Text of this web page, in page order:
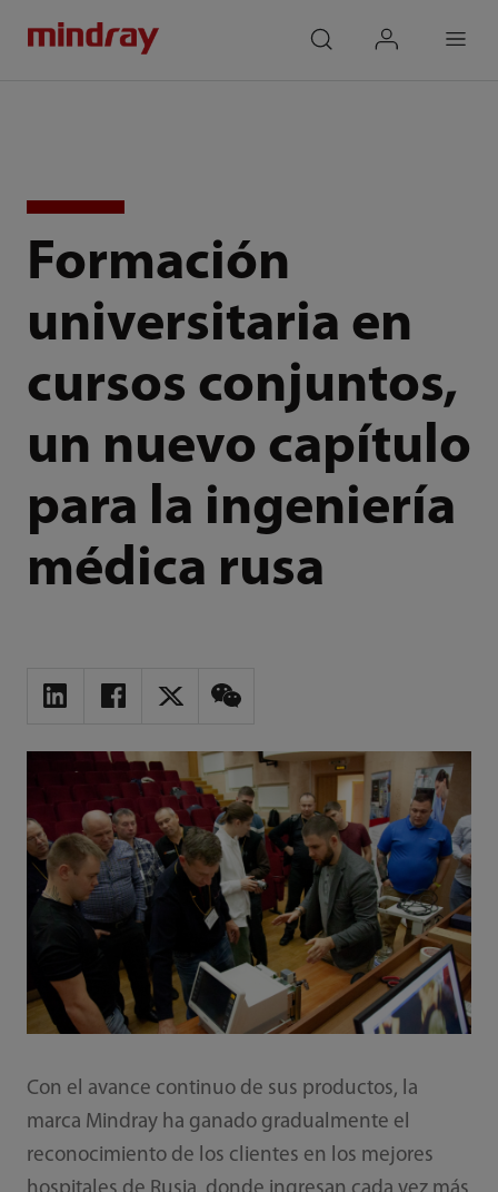
Formación
universitaria en
cursos conjuntos,
un nuevo capítulo
para la ingeniería
médica rusa
Con el avance continuo de sus productos, la
marca Mindray ha ganado gradualmente el
reconocimiento de los clientes en los mejores